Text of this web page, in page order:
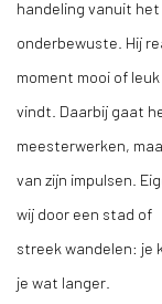
handeling vanuit het
onderbewuste. Hij
moment mooi of leuk
vindt. Daarbij gaat
meesterwerken,
van zijn impulsen.
wij door een stad of
streek wandelen: je
je wat langer.